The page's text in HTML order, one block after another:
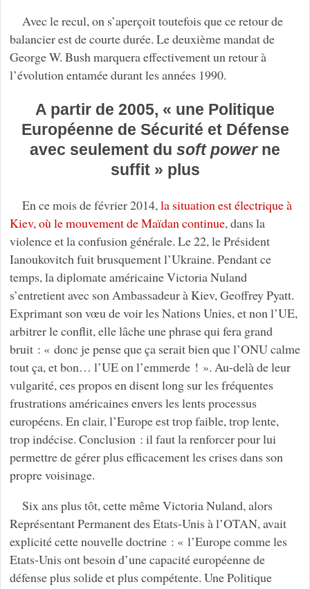
Avec le recul, on s’aperçoit toutefois que ce retour de
balancier est de courte durée. Le deuxième mandat de
George W. Bush marquera effectivement un retour à
l’évolution entamée durant les années 1990.
A partir de 2005, « une Politique
Européenne de Sécurité et Défense
avec seulement du soft powerne
suffit » plus
En ce mois de février 2014,la situation est électrique à
Kiev, où le mouvement de Maïdan continue, dans la
violence et la confusion générale. Le 22, le Président
Ianoukovitch fuit brusquement l’Ukraine. Pendant ce
temps, la diplomate américaine Victoria Nuland
s’entretient avec son Ambassadeur à Kiev, Geoffrey Pyatt.
Exprimant son vœu de voir les Nations Unies, et non l’UE,
arbitrer le conflit, elle lâche une phrase qui fera grand
bruit : « donc je pense que ça serait bien que l’ONU calme
tout ça, et bon… l’UE on l’emmerde ! ». Au-delà de leur
vulgarité, ces propos en disent long sur les fréquentes
frustrations américaines envers les lents processus
européens. En clair, l’Europe est trop faible, trop lente,
trop indécise. Conclusion : il faut la renforcer pour lui
permettre de gérer plus efficacement les crises dans son
propre voisinage.
Six ans plus tôt, cette même Victoria Nuland, alors
Représentant Permanent des Etats-Unis à l’OTAN, avait
explicité cette nouvelle doctrine : « l’Europe comme les
Etats-Unis ont besoin d’une capacité européenne de
défense plus solide et plus compétente. Une Politique